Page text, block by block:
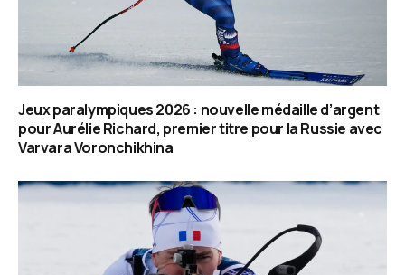
Jeux paralympiques 2026 : nouvelle médaille d’argent
pour Aurélie Richard, premier titre pour la Russie avec
Varvara Voronchikhina